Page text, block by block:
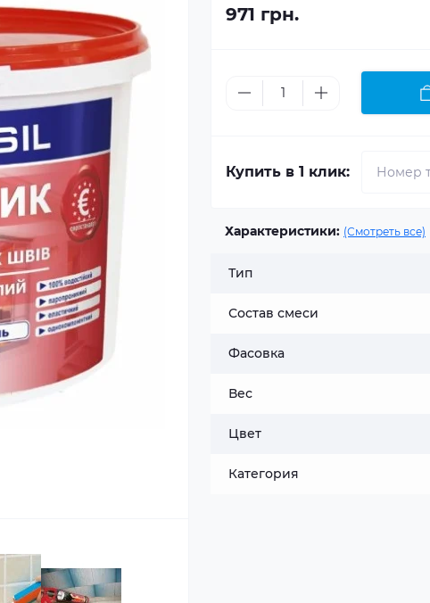
971 грн.
Купить в 1 клик:
Характеристики: (Смотреть все)
Тип
Состав смеси
Фасовка
Вес
Цвет
Категория